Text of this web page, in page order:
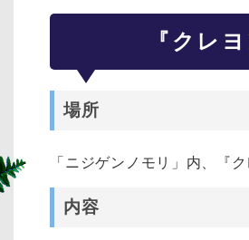
『クレ
場所
「ニジゲンノモリ」内、『
内容